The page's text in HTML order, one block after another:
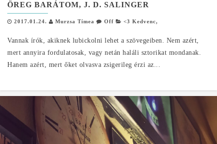
ÖREG BARÁTOM, J. D. SALINGER
2017.01.24. Murzsa Tímea Off <3 Kedvenc,
Vannak írók, akiknek lubickolni lehet a szövegeiben. Nem azért,
mert annyira fordulatosak, vagy netán haláli sztorikat mondanak.
Hanem azért, mert őket olvasva zsigerileg érzi az...